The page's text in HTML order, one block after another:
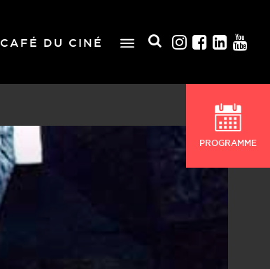
CAFÉ DU CINÉ
PROGRAMME